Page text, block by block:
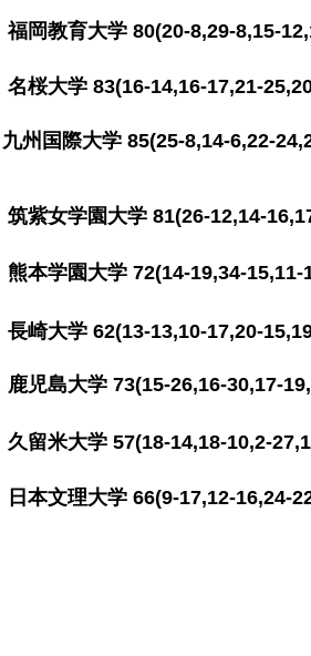
教育大学 80(20-8,29-
大学 83(16-14,16-17,21-
際大学 85(25-8,14-6,22-
女学園大学 81(26-12,14-16
学園大学 72(14-19,34-15
大学 62(13-13,10-17,20-
島大学 73(15-26,16-
米大学 57(18-14,18-
文理大学 66(9-17,12-